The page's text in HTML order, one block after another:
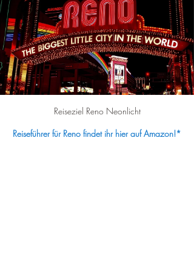
Reiseziel Reno Neonlicht
Reiseführer für Reno findet ihr hier auf Amazon!*